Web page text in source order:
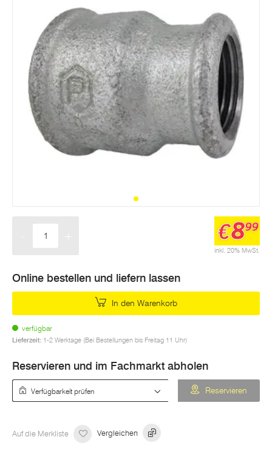
inkl. 20% MwSt.
€899
Online bestellen und liefern lassen
In den Warenkorb
verfügbar
Lieferzeit: 1-2 Werktage (Bei Bestellungen bis Freitag 11 Uhr)
Reservieren und im Fachmarkt abholen
Reservieren
Auf die Merkliste Vergleichen